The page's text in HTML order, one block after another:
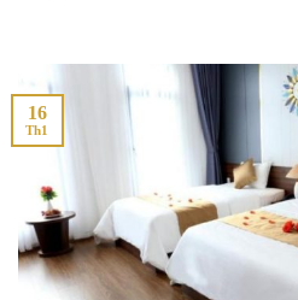
16
Th1